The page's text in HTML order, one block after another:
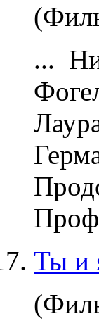
...
Ты и